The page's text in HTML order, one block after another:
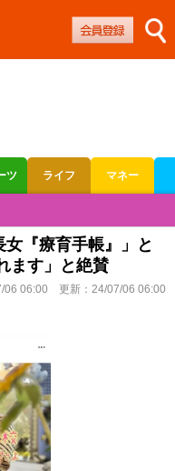
ツ ライフ マネー
『療育手帳』」と
ます」と絶賛
06 06:00 更新： 24/07/06 06:00